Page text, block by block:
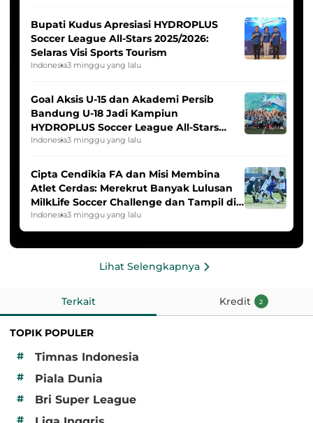
Bupati Kudus Apresiasi HYDROPLUS
Soccer League All-Stars 2025/2026:
Selaras Visi Sports Tourism
Indonesia3 minggu yang lalu
Goal Aksis U-15 dan Akademi Persib
Bandung U-18 Jadi Kampiun
HYDROPLUS Soccer League All-Stars
2025/2026
Indonesia3 minggu yang lalu
Cipta Cendikia FA dan Misi Membina
Atlet Cerdas: Merekrut Banyak Lulusan
MilkLife Soccer Challenge dan Tampil di
HYDROPLUS Soccer League
Indonesia3 minggu yang lalu
Lihat Selengkapnya
Terkait Kredit 2
TOPIK POPULER
#
Timnas Indonesia
# Piala Dunia
# Bri Super League
#